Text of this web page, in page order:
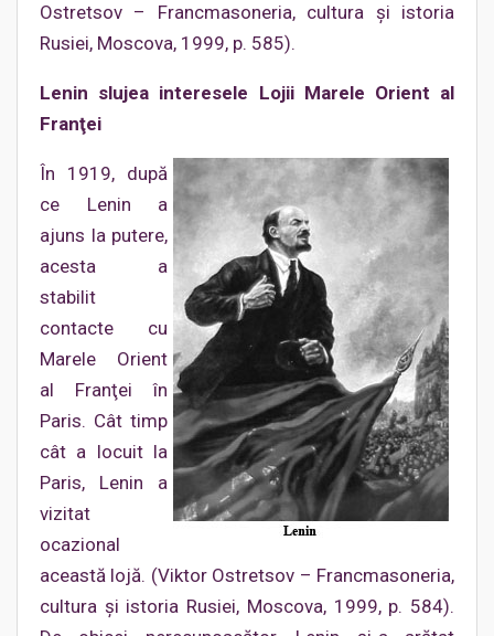
Ostretsov – Francmasoneria, cultura şi istoria
Rusiei, Moscova, 1999, p. 585).
Lenin slujea interesele Lojii Marele Orient al
Franţei
În 1919, după
ce Lenin a
ajuns la putere,
acesta a
stabilit
contacte cu
Marele Orient
al Franţei în
Paris. Cât timp
cât a locuit la
Paris, Lenin a
vizitat
ocazional
această lojă. (Viktor Ostretsov – Francmasoneria,
cultura şi istoria Rusiei, Moscova, 1999, p. 584).